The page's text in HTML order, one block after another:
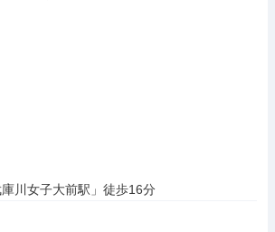
川女子大前駅」徒歩16分